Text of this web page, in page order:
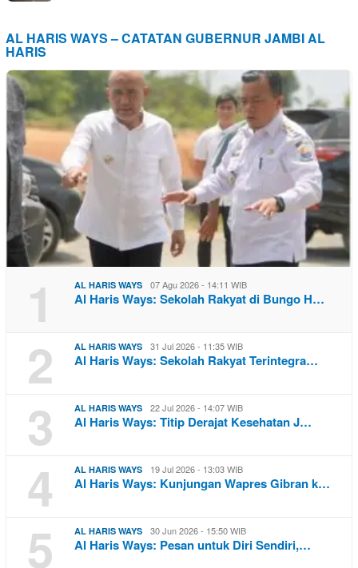
AL HARIS WAYS – CATATAN GUBERNUR JAMBI AL
HARIS
1 AL HARIS WAYS 07 Agu 2026 - 14:11 WIB
Al Haris Ways: Sekolah Rakyat di Bungo H…
2 AL HARIS WAYS 31 Jul 2026 - 11:35 WIB
Al Haris Ways: Sekolah Rakyat Terintegra…
3 AL HARIS WAYS 22 Jul 2026 - 14:07 WIB
Al Haris Ways: Titip Derajat Kesehatan J…
4 AL HARIS WAYS 19 Jul 2026 - 13:03 WIB
Al Haris Ways: Kunjungan Wapres Gibran k…
5 AL HARIS WAYS 30 Jun 2026 - 15:50 WIB
Al Haris Ways: Pesan untuk Diri Sendiri,…